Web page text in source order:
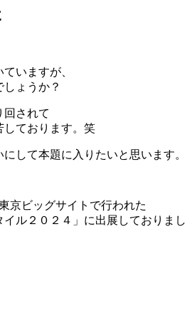
いますが、
ょうか？
回されて
しております。笑
して本題に入りたいと思います。
京ビッグサイトで行われた
イル２０２４」に出展しておりまし